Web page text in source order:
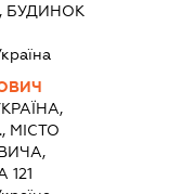
БУДИНОК
МІСТО